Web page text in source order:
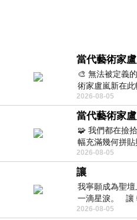
🎨 無法被定義
術家盧嵐新在
中，以灰白為基
2026-08-05
🧩 我們都在撿
幅充滿幾何拼
字、彩色剪紙與
2026-08-05
讓
我寧願成為聖
一滴星淚。 讓
夏日最後一瓣玫
2026-08-05